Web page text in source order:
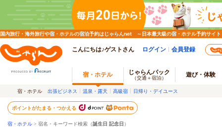
国内旅行・海外旅行や宿・ホテルの宿泊予約はじゃらんnet ～日本最大級の宿・ホテル予約サイト
こんにちは♪ゲストさん ログイン 会員登録
宿・ホテル じゃらんパック
（交通＋宿泊） 遊び・体験
宿・ホテル 出張ビジネス 温泉・露天 高級宿 日帰り・デイユース
ポイントがたまる・つかえる
宿・ホテル > 宿名・キーワード検索（誕生日 記念日 ）